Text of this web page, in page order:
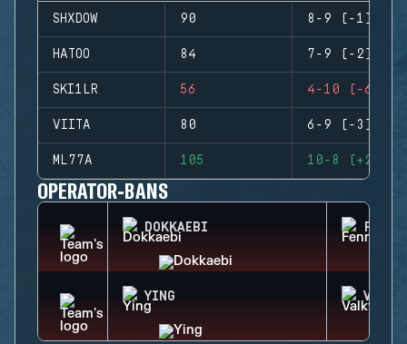
SHXDOW 90 8-9 (-1)
HATOO 84 7-9 (-2)
SKI1LR 56 4-10 (-6)
VIITA 80 6-9 (-3)
ML77A 105 10-8 (+2)
OPERATOR-BANS
DOKKAEBI
YING